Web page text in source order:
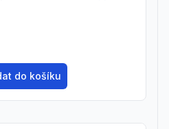
do košíku